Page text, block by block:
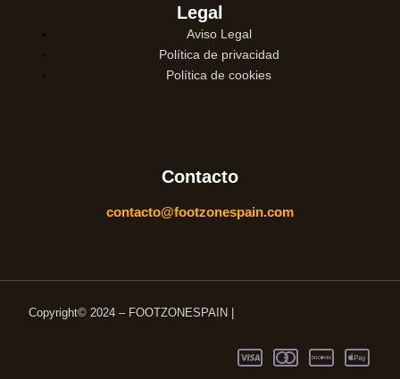
Legal
Aviso Legal
Política de privacidad
Política de cookies
Contacto
contacto@footzonespain.com
Copyright© 2024 – FOOTZONESPAIN |